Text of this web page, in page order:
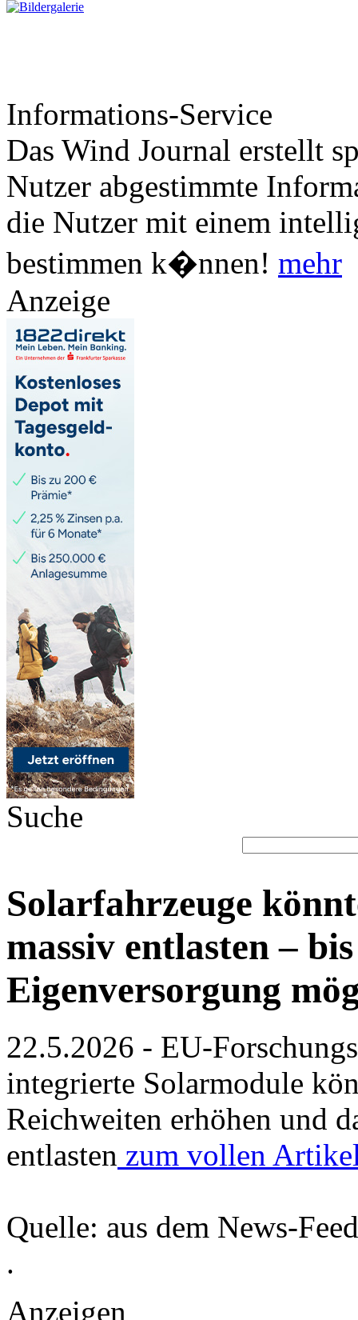
Informations-Service
Das Wind Journal erstellt
Nutzer abgestimmte
die Nutzer mit einem
bestimmen k�nnen! mehr
Anzeige
Suche
Solarfahrzeuge
massiv entlasten –
Eigenversorgung
22.5.2026 - EU-
integrierte Solarmodule
Reichweiten erhöhen und
entlasten zum vollen
Quelle: aus dem News-
.
Anzeigen